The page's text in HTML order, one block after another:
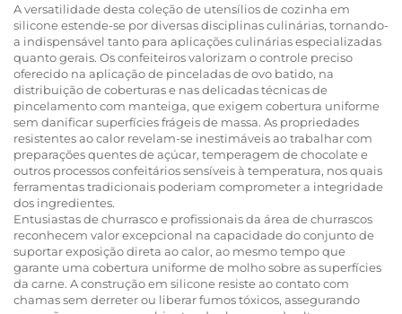
A versatilidade desta coleção de utensílios de cozinha em
silicone estende-se por diversas disciplinas culinárias, tornando-
a indispensável tanto para aplicações culinárias especializadas
quanto gerais. Os confeiteiros valorizam o controle preciso
oferecido na aplicação de pinceladas de ovo batido, na
distribuição de coberturas e nas delicadas técnicas de
pincelamento com manteiga, que exigem cobertura uniforme
sem danificar superfícies frágeis de massa. As propriedades
resistentes ao calor revelam-se inestimáveis ao trabalhar com
preparações quentes de açúcar, temperagem de chocolate e
outros processos confeitários sensíveis à temperatura, nos quais
ferramentas tradicionais poderiam comprometer a integridade
dos ingredientes.
Entusiastas de churrasco e profissionais da área de churrascos
reconhecem valor excepcional na capacidade do conjunto de
suportar exposição direta ao calor, ao mesmo tempo que
garante uma cobertura uniforme de molho sobre as superfícies
da carne. A construção em silicone resiste ao contato com
chamas sem derreter ou liberar fumos tóxicos, assegurando